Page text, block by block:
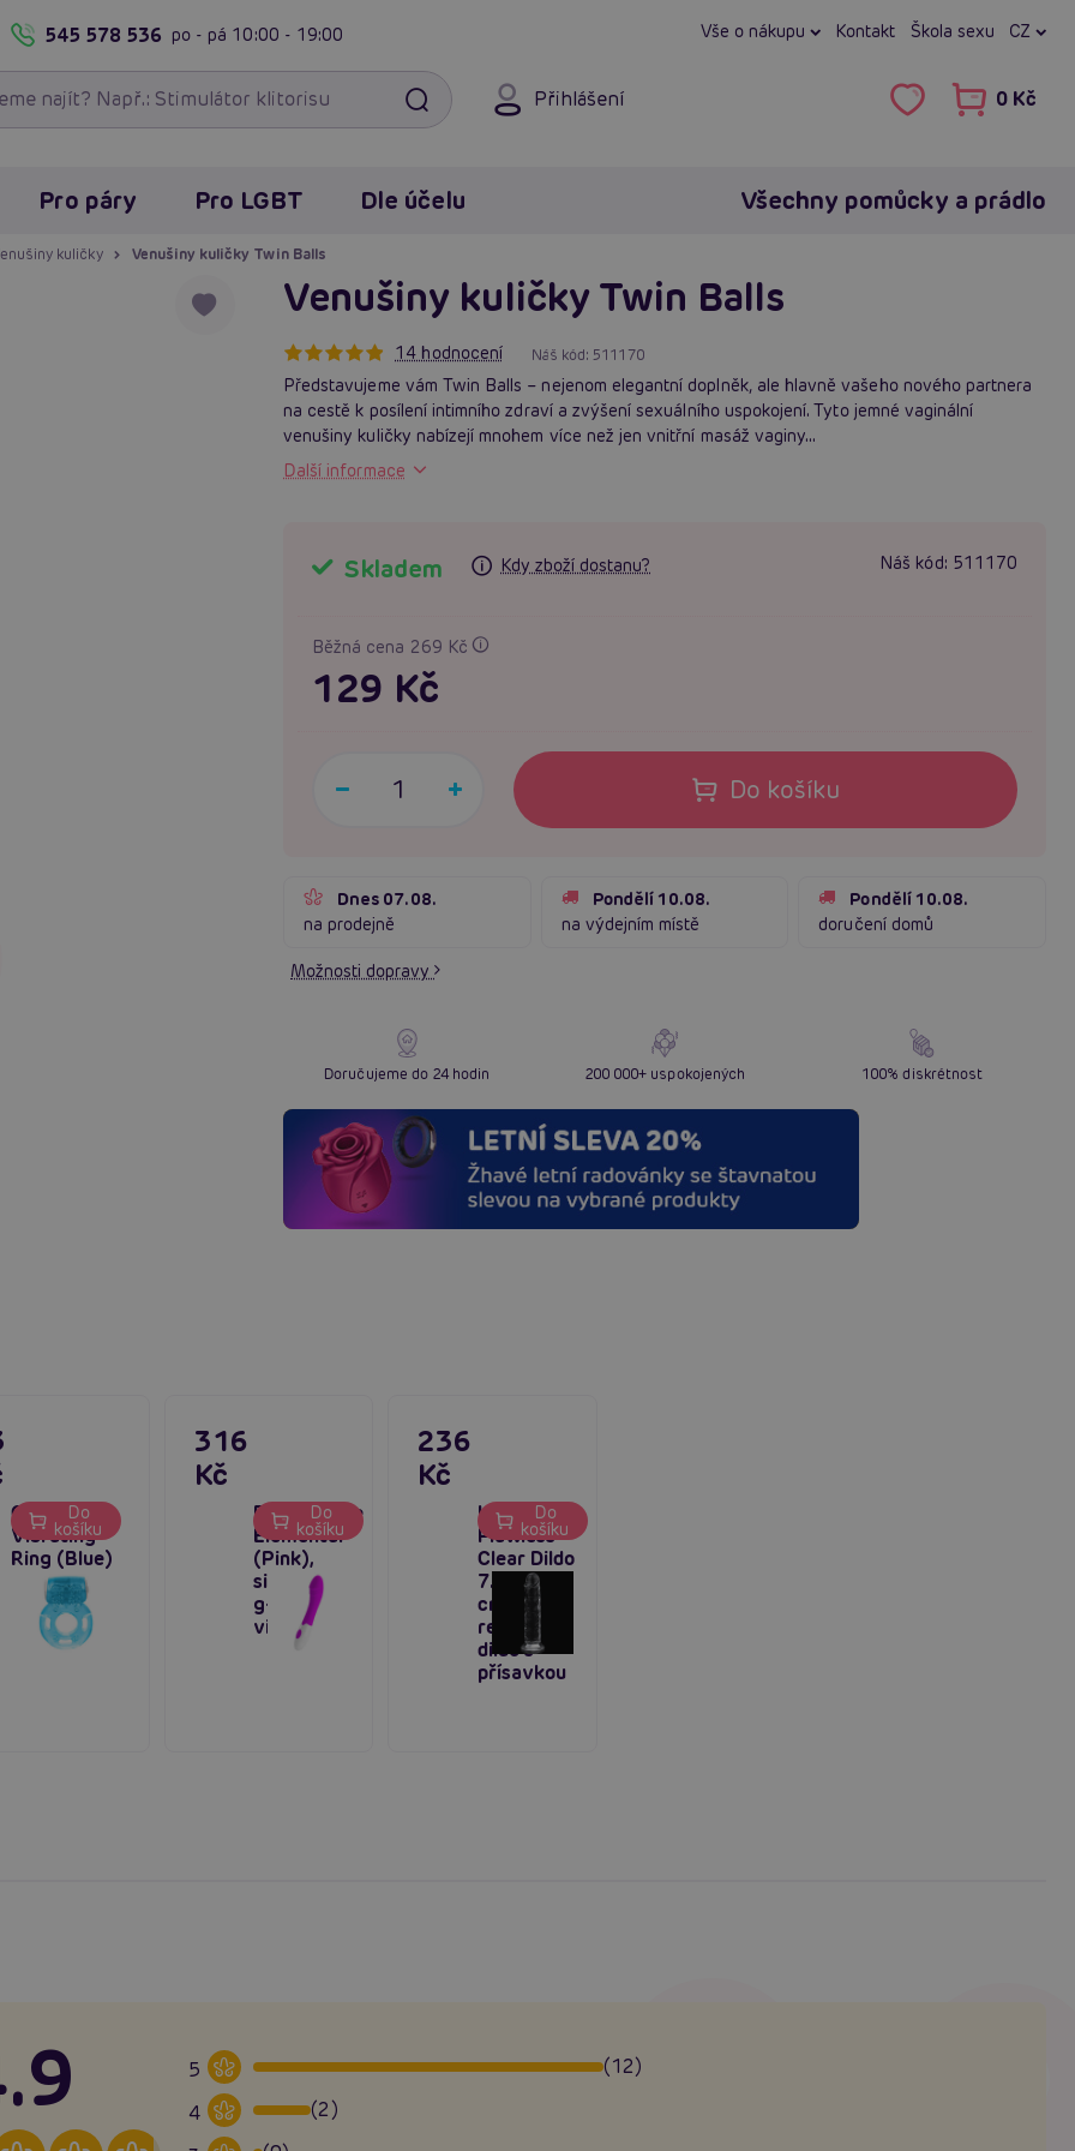
545 578 536 po - pá 10:00 - 19:00 Vše o nákupu Kontakt Škola sexu CZ
Přihlášení 0 Kč
Pro páry Pro LGBT Dle účelu Všechny pomůcky a prádlo
kuličky Venušiny kuličky Twin Balls
Venušiny kuličky Twin Balls
14 hodnocení Náš kód: 511170
Představujeme vám Twin Balls – nejenom elegantní doplněk, ale hlavně vašeho nového partnera
na cestě k posílení intimního zdraví a zvýšení sexuálního uspokojení. Tyto jemné vaginální
venušiny kuličky nabízejí mnohem více než jen vnitřní masáž vaginy...
Další informace
Skladem Kdy zboží dostanu? Náš kód: 511170
Běžná cena 269 Kč
129 Kč
Do košíku
Dnes 07.08.
na prodejně
Pondělí 10.08.
na výdejním místě
Pondělí 10.08.
doručení domů
Možnosti dopravy
Doručujeme do 24 hodin 200 000+ uspokojených 100% diskrétnost
CalExotics
Vibrating
Ring (Blue)
Do
košíku
Pretty Love
Elemental
(Pink),
silikonový
g-spot
vibrátor
316
Kč
Do
košíku
Lovetoy
Flawless
Clear Dildo
7.0″ (18
cm), čiré
realistické
dildo s
přísavkou
236
Kč
Do
košíku
5
(12)
4
(2)